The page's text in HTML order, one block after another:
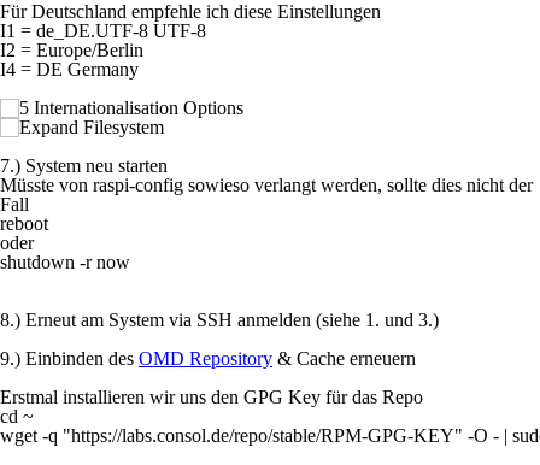
Für Deutschland empfehle ich diese Einstellungen
I1 = de_DE.UTF-8 UTF-8
I2 = Europe/Berlin
I4 = DE Germany
7.) System neu starten
Müsste von raspi-config sowieso verlangt werden, sollte dies nicht der
Fall
reboot
oder
shutdown -r now
8.) Erneut am System via SSH anmelden (siehe 1. und 3.)
9.) Einbinden des OMD Repository & Cache erneuern
Erstmal installieren wir uns den GPG Key für das Repo
cd ~
wget -q "https://labs.consol.de/repo/stable/RPM-GPG-KEY" -O - |